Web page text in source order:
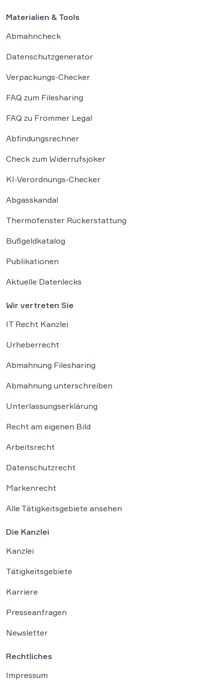
wahrgenommen. Der Online-Handel sieht
sich mit einer […]
Materialien & Tools
Abmahncheck
Datenschutzgenerator
Verpackungs-Checker
FAQ zum Filesharing
FAQ zu Frommer Legal
Abfindungsrechner
Check zum Widerrufsjoker
KI-Verordnungs-Checker
Abgasskandal
Thermofenster Rückerstattung
Bußgeldkatalog
Publikationen
Aktuelle Datenlecks
Wir vertreten Sie
IT Recht Kanzlei
Urheberrecht
Abmahnung Filesharing
Abmahnung unterschreiben
Unterlassungserklärung
Recht am eigenen Bild
Arbeitsrecht
Datenschutzrecht
Markenrecht
Alle Tätigkeitsgebiete ansehen
Die Kanzlei
Kanzlei
Tätigkeitsgebiete
Karriere
Presseanfragen
Newsletter
Rechtliches
Impressum